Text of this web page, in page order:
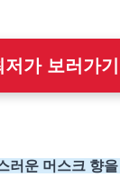
저가 보러가기
러운 머스크 향